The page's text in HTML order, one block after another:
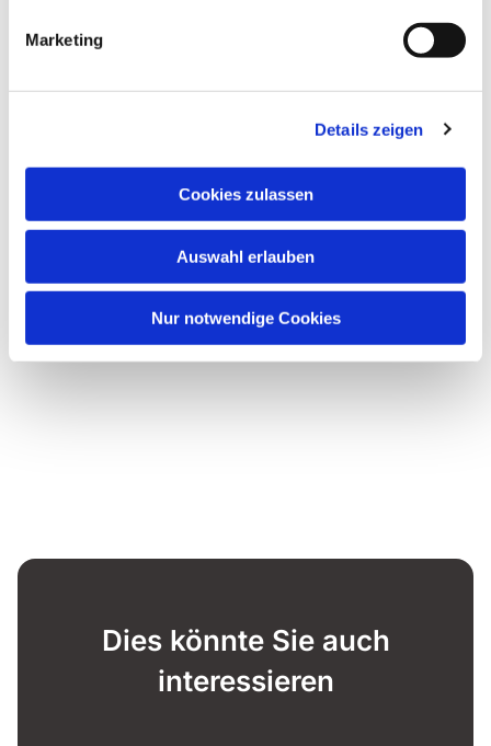
Marketing
Details zeigen
Cookies zulassen
Auswahl erlauben
Nur notwendige Cookies
Stadtteilzentrum Vorderer Westen,
Dies könnte Sie auch
interessieren